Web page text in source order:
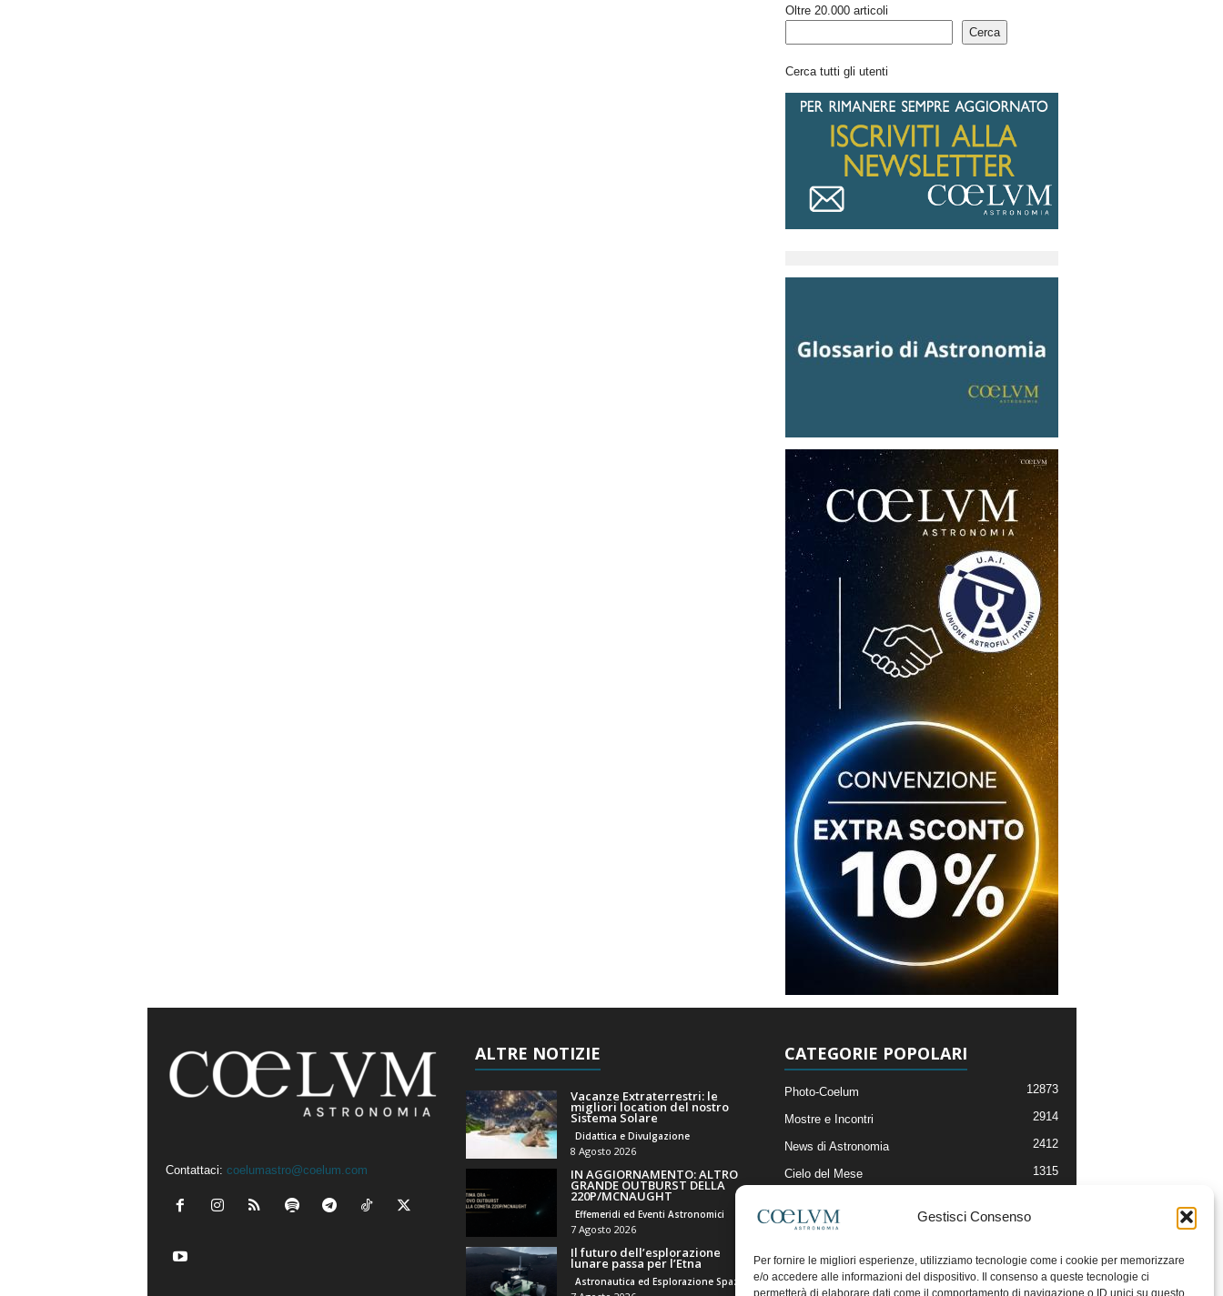
Gestisci Consenso
Per fornire le migliori esperienze, utilizziamo tecnologie come i cookie per memorizzare
e/o accedere alle informazioni del dispositivo. Il consenso a queste tecnologie ci
permetterà di elaborare dati come il comportamento di navigazione o ID unici su questo
Oltre 20.000 articoli
Cerca
Cerca tutti gli utenti
Contattaci: coelumastro@coelum.com
ALTRE NOTIZIE
Vacanze Extraterrestri: le
migliori location del nostro
Sistema Solare
Didattica e Divulgazione
8 Agosto 2026
IN AGGIORNAMENTO: ALTRO
GRANDE OUTBURST DELLA
220P/MCNAUGHT
Effemeridi ed Eventi Astronomici
7 Agosto 2026
Il futuro dell’esplorazione
lunare passa per l’Etna
CATEGORIE POPOLARI
Photo-Coelum 12873
Mostre e Incontri 2914
News di Astronomia 2412
Cielo del Mese 1315
Articoli e Risorse On-Line
Il Blog della Redazione